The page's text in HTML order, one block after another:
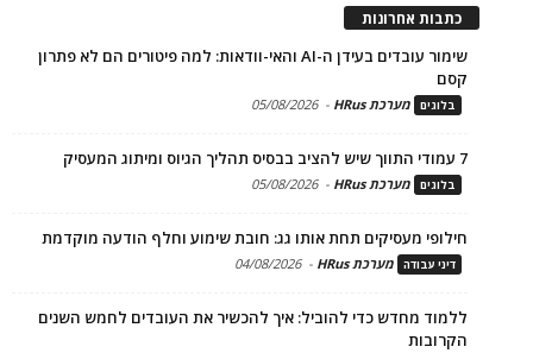
כתבות אחרונות
שימור עובדים בעידן ה-AI והאי-וודאות: למה פיטורים הם לא פתרון
קסם
בלוגים מערכת HRus -
05/08/2026
7 עמודי התווך שיש להציב בבסיס תהליך הגיוס ומיתוג המעסיק
בלוגים מערכת HRus -
05/08/2026
חילופי מעסיקים תחת אותו גג: חובת שימוע וחלף הודעה מוקדמת
דיני עבודה מערכת HRus -
04/08/2026
ללמוד מחדש כדי להוביל: איך להכשיר את העובדים לחמש השנים
הקרובות